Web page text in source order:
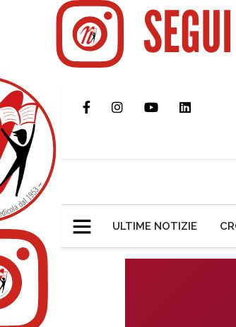
ULTIME NOTIZIE